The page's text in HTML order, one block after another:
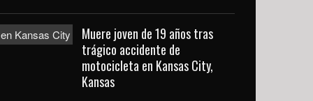
Muere joven de 19 años tras
trágico accidente de
motocicleta en Kansas City,
Kansas